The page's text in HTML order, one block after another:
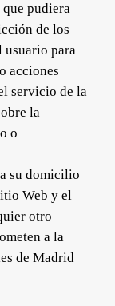
pudiera
de los
usuario para
acciones
servicio de la
la
o
su domicilio
Web y el
otro
a la
de Madrid